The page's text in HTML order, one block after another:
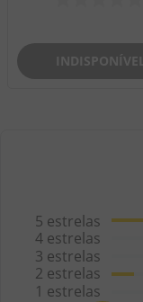
INDISPONÍVEL
5 estrelas
4estrelas
3 estrelas
2 estrelas
1 estrelas